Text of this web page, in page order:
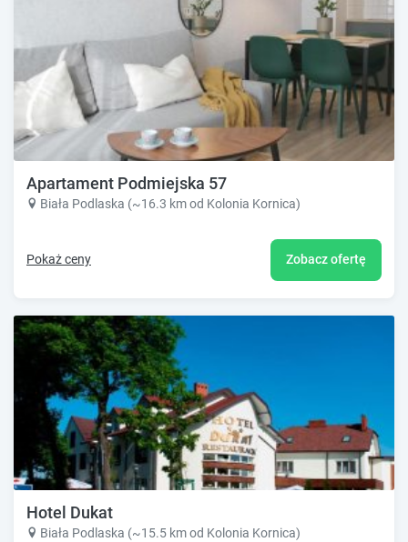
Apartament Podmiejska 57
Biała Podlaska (~16.3 km od Kolonia Kornica)
Pokaż ceny Zobacz ofertę
Hotel Dukat
Biała Podlaska (~15.5 km od Kolonia Kornica)